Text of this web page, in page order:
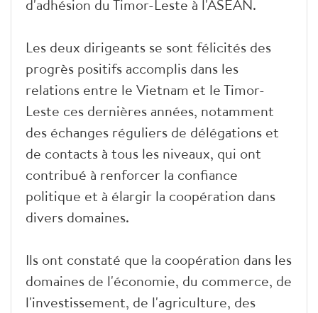
d'adhésion du Timor-Leste à l'ASEAN.
Les deux dirigeants se sont félicités des
progrès positifs accomplis dans les
relations entre le Vietnam et le Timor-
Leste ces dernières années, notamment
des échanges réguliers de délégations et
de contacts à tous les niveaux, qui ont
contribué à renforcer la confiance
politique et à élargir la coopération dans
divers domaines.
Ils ont constaté que la coopération dans les
domaines de l'économie, du commerce, de
l'investissement, de l'agriculture, des